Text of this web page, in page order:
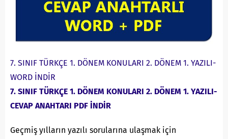
7. SINIF TÜRKÇE 1. DÖNEM KONULARI 2. DÖNEM 1. YAZILI-
WORD İNDİR
7. SINIF TÜRKÇE 1. DÖNEM KONULARI 2. DÖNEM 1. YAZILI-
CEVAP ANAHTARI PDF İNDİR
Geçmiş yılların yazılı sorularına ulaşmak için